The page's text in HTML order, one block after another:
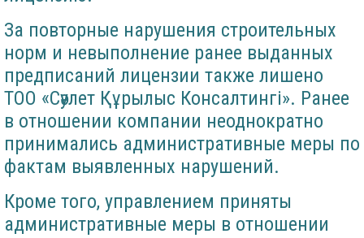
За повторные нарушения строительных
норм и невыполнение ранее выданных
предписаний лицензии также лишено
ТОО «Сәулет Құрылыс Консалтингі». Ранее
в отношении компании неоднократно
принимались административные меры по
фактам выявленных нарушений.
Кроме того, управлением приняты
административные меры в отношении